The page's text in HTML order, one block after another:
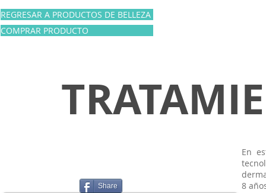
REGRESAR A PRODUCTOS DE BELLEZA
COMPRAR PRODUCTO
Share
En
8